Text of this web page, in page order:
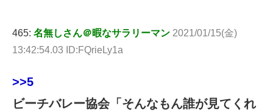
465: 名無しさん＠暇なサラリーマン 2021/01/15(金)
13:42:54.03 ID:FQrieLy1a
>>5
ビーチバレー協会「そんなもん誰が見てくれ